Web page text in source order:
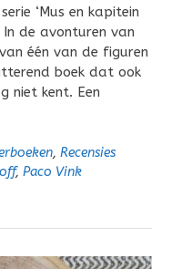
‘Mus en kapitein
In de avonturen van
één van de figuren
boek dat ook
niet kent. Een
, Recensies
, Paco Vink